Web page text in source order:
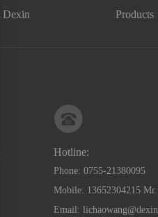
Dexin Products
Hotline:
Phone: 0755-21380095
Mobile: 13652304215
Email: